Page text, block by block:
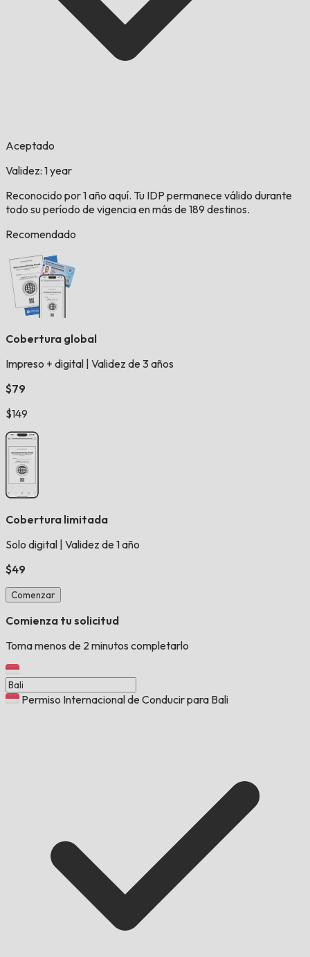
Aceptado
Validez: 1 year
Reconocido por 1 año aquí. Tu IDP permanece válido durante
todo su período de vigencia en más de 189 destinos.
Recomendado
Cobertura global
Impreso + digital Validez de 3 años
$79
$149
Cobertura limitada
Solo digital Validez de 1 año
$49
Comenzar
Comienza tu solicitud
Toma menos de 2 minutos completarlo
Permiso Internacional de Conducir para Bali